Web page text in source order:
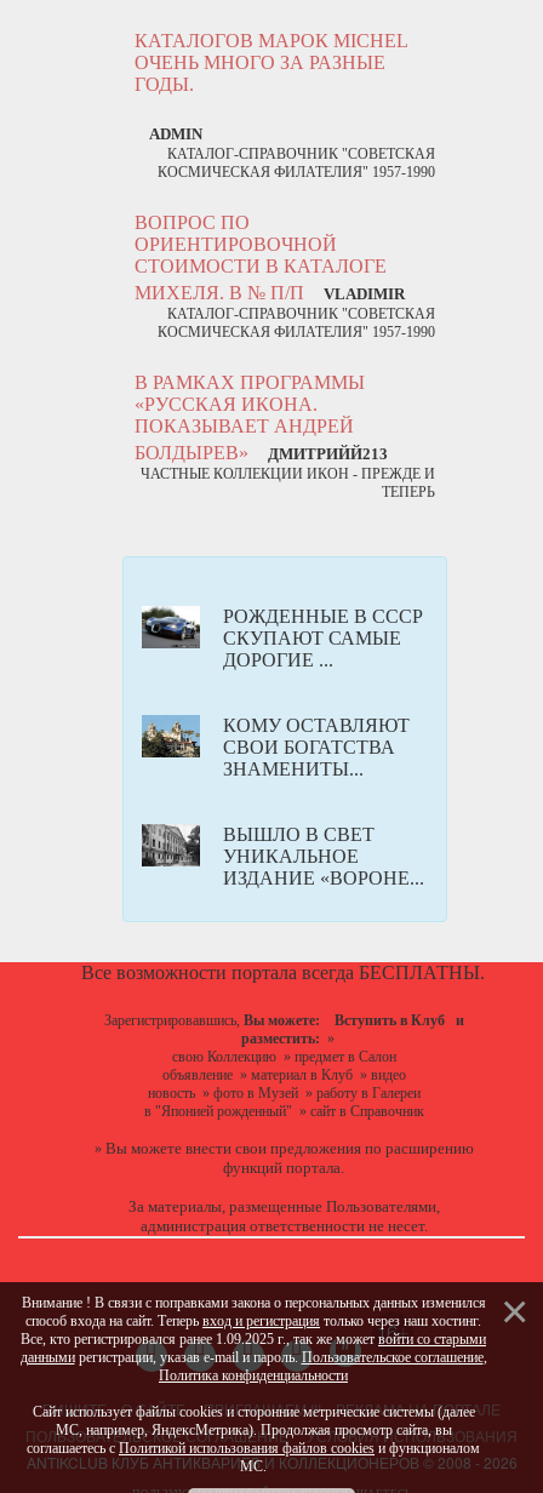
КАТАЛОГОВ МАРОК MICHEL
ОЧЕНЬ МНОГО ЗА РАЗНЫЕ
ГОДЫ.
ADMIN
КАТАЛОГ-СПРАВОЧНИК "СОВЕТСКАЯ
КОСМИЧЕСКАЯ ФИЛАТЕЛИЯ" 1957-1990
ВОПРОС ПО
ОРИЕНТИРОВОЧНОЙ
СТОИМОСТИ В КАТАЛОГЕ
МИХЕЛЯ. В № П/П
VLADIMIR
КАТАЛОГ-СПРАВОЧНИК "СОВЕТСКАЯ
КОСМИЧЕСКАЯ ФИЛАТЕЛИЯ" 1957-1990
В РАМКАХ ПРОГРАММЫ
«РУССКАЯ ИКОНА.
ПОКАЗЫВАЕТ АНДРЕЙ
БОЛДЫРЕВ»
ДМИТРИЙЙ213
ЧАСТНЫЕ КОЛЛЕКЦИИ ИКОН - ПРЕЖДЕ И
ТЕПЕРЬ
РОЖДЕННЫЕ В СССР
СКУПАЮТ САМЫЕ
ДОРОГИЕ ...
КОМУ ОСТАВЛЯЮТ
СВОИ БОГАТСТВА
ЗНАМЕНИТЫ...
ВЫШЛО В СВЕТ
УНИКАЛЬНОЕ
ИЗДАНИЕ «ВОРОНЕ...
Все возможности портала всегда БЕСПЛАТНЫ.
Зарегистрировавшись, Вы можете: Вступить в Клуб
и
разместить: »
свою Коллекцию» предмет в Салон
объявление» материал в Клуб» видео
новость» фото в Музей» работу в Галереи
в "Японией рожденный" » сайт в Справочник
» Вы можете внести свои предложенияпо расширению
функций портала.
За материалы, размещенные Пользователями,
администрация ответственности не несет.
ПИШИТЕ О САЙТЕ ПРИГЛАШАЕМ !!! РЕКЛАМА НА ПОРТАЛЕ
ПОЛЬЗОВАТЕЛЬСКОЕ СОГЛАШЕНИЕ
УСЛОВИЯ ИСПОЛЬЗОВАНИЯ
ANTIKCLUB КЛУБ АНТИКВАРИЕВ И КОЛЛЕКЦИОНЕРОВ © 2008 - 2026
Внимание ! В связи с поправками закона о персональных данных изменился
способ входа на сайт. Теперь вход и регистрация только через наш хостинг.
Все, кто регистрировался ранее 1.09.2025 г., так же может войти со старыми
даннымирегистрации, указав e-mail и пароль.Пользовательское соглашение,
Политика конфиденциальности
Сайт использует файлы cookies и сторонние метрические системы (далее
МС, например, ЯндексМетрика). Продолжая просмотр сайта, вы
соглашаетесь с Политикой использования файлов cookies и функционалом
МС.